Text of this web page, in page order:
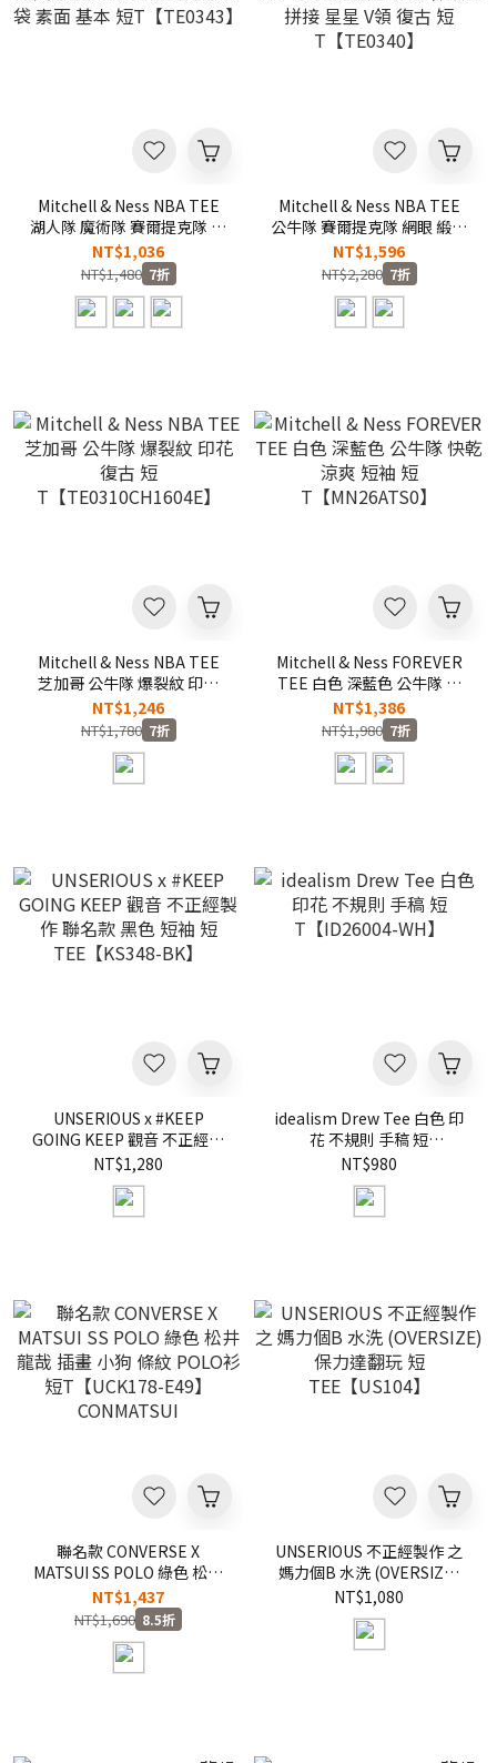
Mitchell & Ness NBA TEE
湖人隊 魔術隊 賽爾提克隊 口
袋 素面 基本 短
T【TE0343】
NT$1,036
NT$1,480 7折
Mitchell & Ness NBA TEE
公牛隊 賽爾提克隊 網眼 緞面
拼接 星星 V領 復古 短
T【TE0340】
NT$1,596
NT$2,280 7折
Mitchell & Ness NBA TEE
芝加哥 公牛隊 爆裂紋 印花
復古 短
T【TE0310CH1604E】
NT$1,246
NT$1,780 7折
Mitchell & Ness FOREVER
TEE 白色 深藍色 公牛隊 快
乾 涼爽 短袖 短
T【MN26ATS0】
NT$1,386
NT$1,980 7折
UNSERIOUS x #KEEP
GOING KEEP 觀音 不正經製
作 聯名款 黑色 短袖 短
TEE【KS348-BK】
NT$1,280
idealism Drew Tee 白色 印
花 不規則 手稿 短
T【ID26004-WH】
NT$980
聯名款 CONVERSE X
MATSUI SS POLO 綠色 松井
龍哉 插畫 小狗 條紋 POLO衫
短T【UCK178-E49】
CONMATSUI
NT$1,437
NT$1,690 8.5折
UNSERIOUS 不正經製作 之
媽力個B 水洗 (OVERSIZE)
保力達翻玩 短
TEE【US104】
NT$1,080